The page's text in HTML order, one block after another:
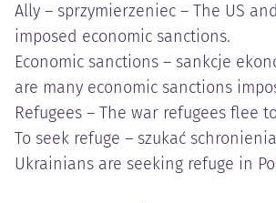
Ally – sprzymierzeniec – The US
imposed economic sanctions.
Economic sanctions – sankcje
are many economic sanctions
Refugees – The war refugees flee
To seek refuge – szukać
Ukrainians are seeking refuge in